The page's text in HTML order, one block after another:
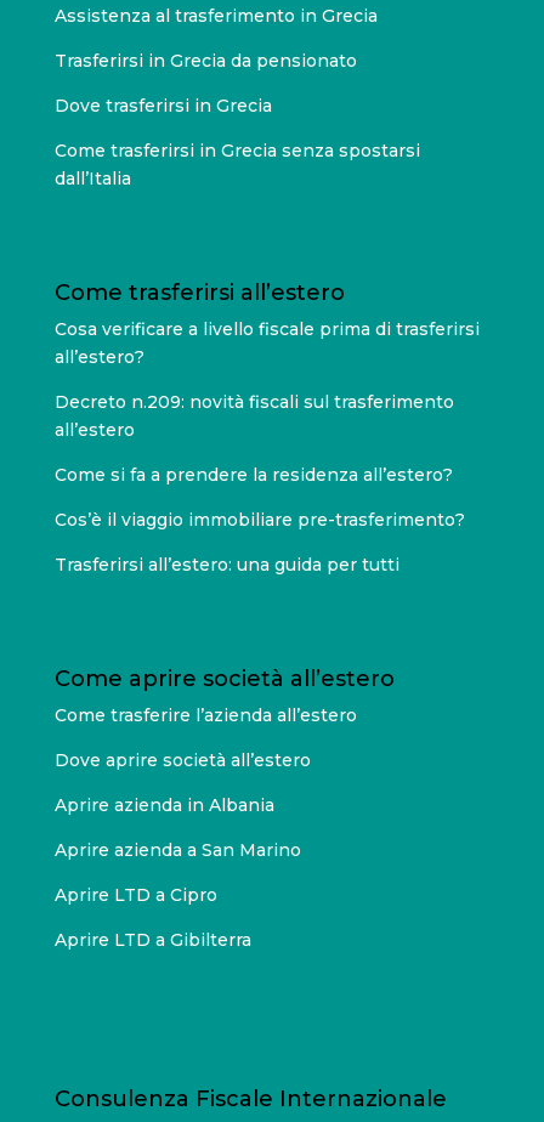
Assistenza al trasferimento in Grecia
Trasferirsi in Grecia da pensionato
Dove trasferirsi in Grecia
Come trasferirsi in Grecia senza spostarsi
dall’Italia
Come trasferirsi all’estero
Cosa verificare a livello fiscale prima di trasferirsi
all’estero?
Decreto n.209: novità fiscali sul trasferimento
all’estero
Come si fa a prendere la residenza all’estero?
Cos’è il viaggio immobiliare pre-trasferimento?
Trasferirsi all’estero: una guida per tutti
Come aprire società all’estero
Come trasferire l’azienda all’estero
Dove aprire società all’estero
Aprire azienda in Albania
Aprire azienda a San Marino
Aprire LTD a Cipro
Aprire LTD a Gibilterra
Consulenza Fiscale Internazionale